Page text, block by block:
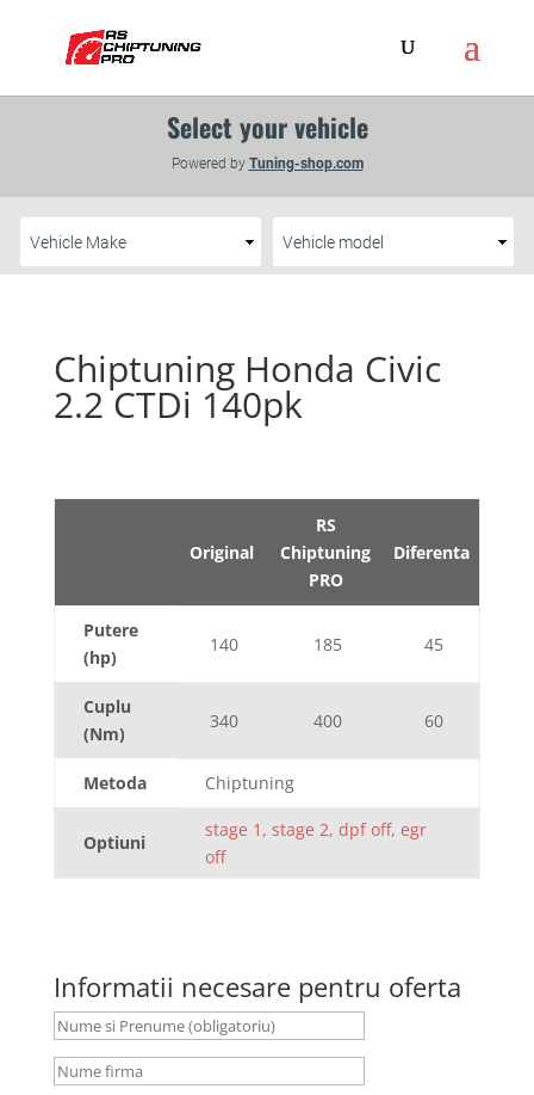
Chiptuning Honda Civic
2.2 CTDi 140pk
Original
RS
Chiptuning
PRO
Diferenta
Putere
(hp)
140 185 45
Cuplu
(Nm)
340 400 60
Metoda Chiptuning
Optiuni
stage 1, stage 2, dpf off, egr
off
Informatii necesare pentru oferta